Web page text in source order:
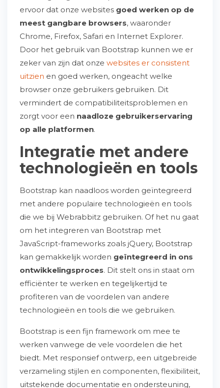
ervoor dat onze websites goed werken op de
meest gangbare browsers, waaronder
Chrome, Firefox, Safari en Internet Explorer.
Door het gebruik van Bootstrap kunnen we er
zeker van zijn dat onze websites er consistent
uitzien en goed werken, ongeacht welke
browser onze gebruikers gebruiken. Dit
vermindert de compatibiliteitsproblemen en
zorgt voor een naadloze gebruikerservaring
op alle platformen.
Integratie met andere
technologieën en tools
Bootstrap kan naadloos worden geïntegreerd
met andere populaire technologieën en tools
die we bij Webrabbitz gebruiken. Of het nu gaat
om het integreren van Bootstrap met
JavaScript-frameworks zoals jQuery, Bootstrap
kan gemakkelijk worden geïntegreerd in ons
ontwikkelingsproces. Dit stelt ons in staat om
efficiënter te werken en tegelijkertijd te
profiteren van de voordelen van andere
technologieën en tools die we gebruiken.
Bootstrap is een fijn framework om mee te
werken vanwege de vele voordelen die het
biedt. Met responsief ontwerp, een uitgebreide
verzameling stijlen en componenten, flexibiliteit,
uitstekende documentatie en ondersteuning,